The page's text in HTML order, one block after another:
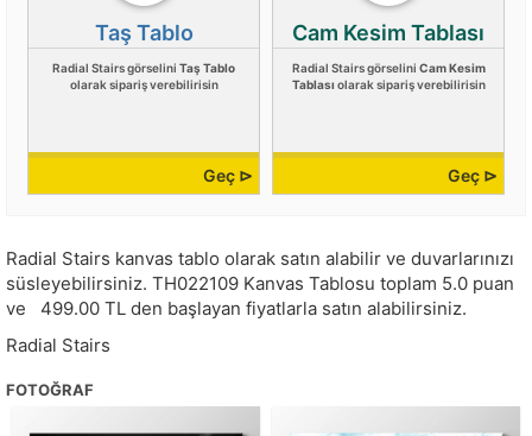
Taş Tablo
Radial Stairs görselini Taş Tablo
olarak sipariş verebilirisin
Geç ⊳
Cam Kesim Tablası
Radial Stairs görselini Cam Kesim
Tablası olarak sipariş verebilirisin
Geç ⊳
Radial Stairs kanvas tablo olarak satın alabilir ve duvarlarınızı
süsleyebilirsiniz. TH022109 Kanvas Tablosu toplam 5.0 puan
ve
499.00 TL den başlayan fiyatlarla satın alabilirsiniz.
Radial Stairs
FOTOĞRAF